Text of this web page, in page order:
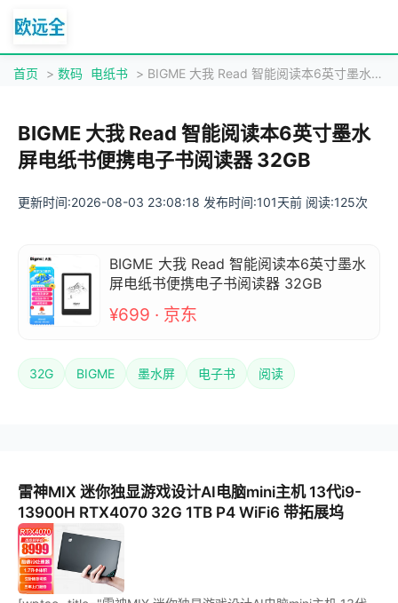
首页 > 数码 电纸书 > BIGME 大我 Read 智能阅读本6英寸墨水屏电纸书便携电子书阅读器 32GB
BIGME 大我 Read 智能阅读本6英寸墨水
屏电纸书便携电子书阅读器 32GB
更新时间:2026-08-03 23:08:18 发布时间:101天前 阅读:125次
BIGME 大我 Read 智能阅读本6英寸墨水
屏电纸书便携电子书阅读器 32GB
¥699 · 京东
32G BIGME 墨水屏 电子书 阅读
雷神MIX 迷你独显游戏设计AI电脑mini主机 13代i9-
13900H RTX4070 32G 1TB P4 WiFi6 带拓展坞